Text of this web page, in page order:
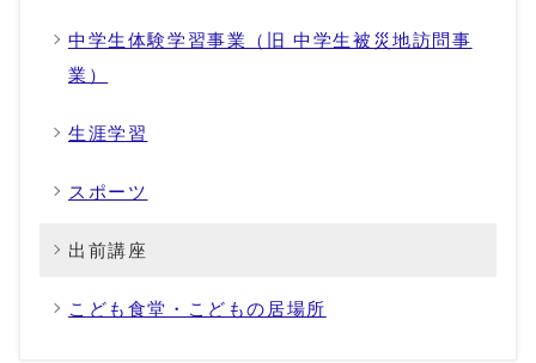
中学生体験学習事業（旧 中学生被災地訪問事
業）
生涯学習
スポーツ
出前講座
こども食堂・こどもの居場所